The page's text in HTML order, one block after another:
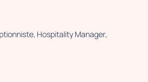
Hospitality Manager,